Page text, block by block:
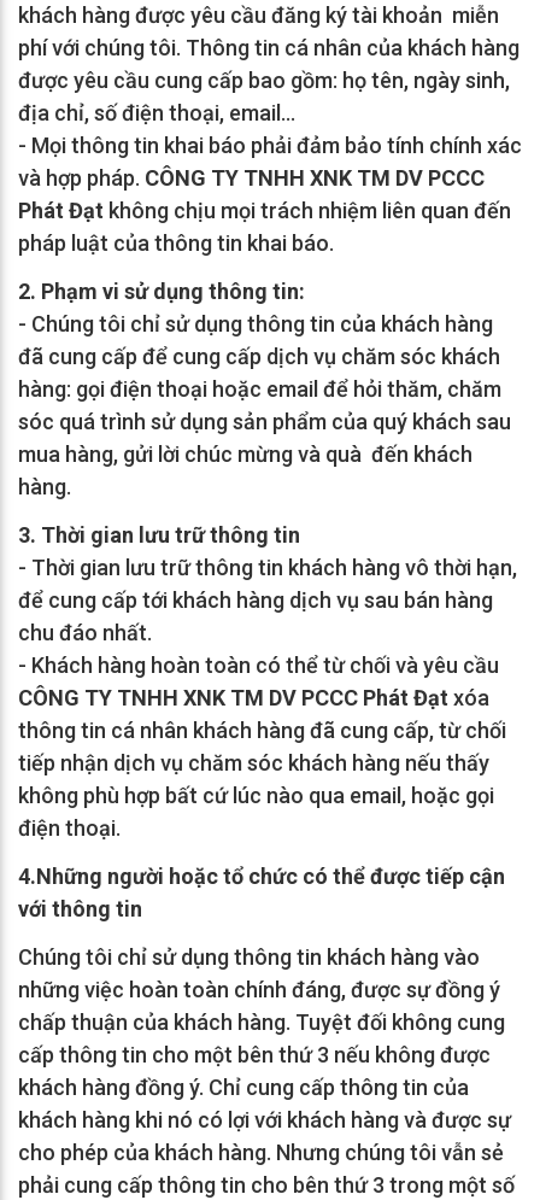
khách hàng được yêu cầu đăng ký tài khoản miễn
phí với chúng tôi. Thông tin cá nhân của khách hàng
được yêu cầu cung cấp bao gồm: họ tên, ngày sinh,
địa chỉ, số điện thoại, email...
- Mọi thông tin khai báo phải đảm bảo tính chính xác
và hợp pháp. CÔNG TY TNHH XNK TM DV PCCC
Phát Đạt không chịu mọi trách nhiệm liên quan đến
pháp luật của thông tin khai báo.
2. Phạm vi sử dụng thông tin:
- Chúng tôi chỉ sử dụng thông tin của khách hàng
đã cung cấp để cung cấp dịch vụ chăm sóc khách
hàng: gọi điện thoại hoặc email để hỏi thăm, chăm
sóc quá trình sử dụng sản phẩm của quý khách sau
mua hàng, gửi lời chúc mừng và quà đến khách
hàng.
3. Thời gian lưu trữ thông tin
- Thời gian lưu trữ thông tin khách hàng vô thời hạn,
để cung cấp tới khách hàng dịch vụ sau bán hàng
chu đáo nhất.
- Khách hàng hoàn toàn có thể từ chối và yêu cầu
CÔNG TY TNHH XNK TM DV PCCC Phát Đạt xóa
thông tin cá nhân khách hàng đã cung cấp, từ chối
tiếp nhận dịch vụ chăm sóc khách hàng nếu thấy
không phù hợp bất cứ lúc nào qua email, hoặc gọi
điện thoại.
4.Những người hoặc tổ chức có thể được tiếp cận
với thông tin
Chúng tôi chỉ sử dụng thông tin khách hàng vào
những việc hoàn toàn chính đáng, được sự đồng ý
chấp thuận của khách hàng. Tuyệt đối không cung
cấp thông tin cho một bên thứ 3 nếu không được
khách hàng đồng ý. Chỉ cung cấp thông tin của
khách hàng khi nó có lợi với khách hàng và được sự
cho phép của khách hàng. Nhưng chúng tôi vẫn sẻ
phải cung cấp thông tin cho bên thứ 3 trong một số